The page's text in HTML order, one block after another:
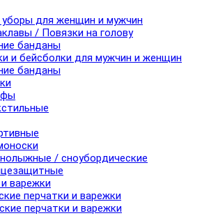
уборы для женщин и мужчин
/ Повязки на голову
банданы
и бейсболки для мужчин и женщин
банданы
/ сноубордические
варежки
перчатки и варежки
перчатки и варежки